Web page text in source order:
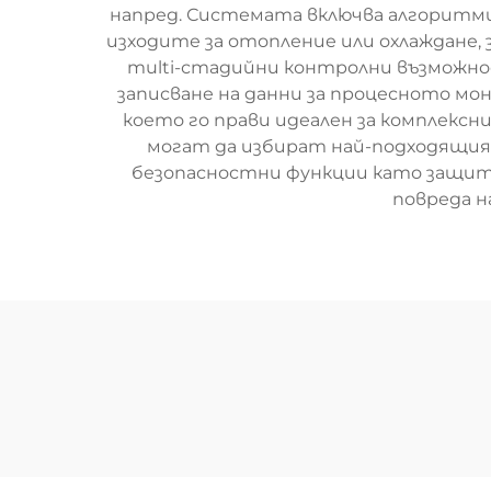
напред. Системата включва
изходите за отопление или
multi-стадийни контролни
записване на данни за процесното
което го прави идеален за
могат да избират най-
безопасностни функции като
повреда